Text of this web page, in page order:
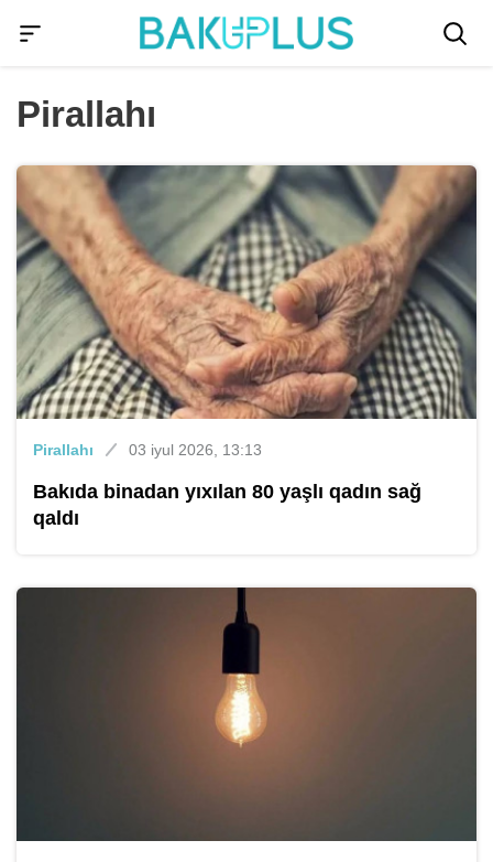
Pirallahı
Pirallahı 03 iyul 2026, 13:13
Bakıda binadan yıxılan 80 yaşlı qadın sağ
qaldı